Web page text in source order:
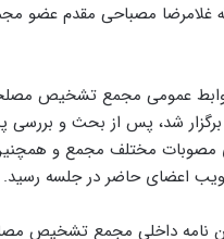
غلامرضا مصباحی مقدم
عمومی مجمع تشخیص
شد، پس از بحث و بررسی
مصوبات مختلف مجمع و
اعضای حاضر در جلسه رسید.
نامه داخلی مجمع تشخیص